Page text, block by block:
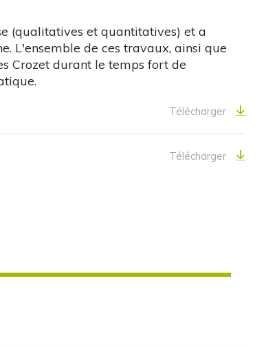
(qualitatives et quantitatives) et a
L'ensemble de ces travaux, ainsi que
Crozet durant le temps fort de
Télécharger
Télécharger